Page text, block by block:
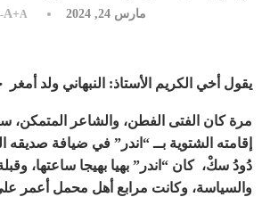
مارس 24, 2024 A+A-
يقول أخي الكريم الأستاذ: النبهاني ولد
مرة كان الفتى الفطن، والشاعر المتمكن،
إقامته الشتوية بــ “اندر” في ضيافة صديقه
دُودُ سكْ، كان “اندر” بهيا بهيجا ساعتها،
والسياسة، وكانت مرابع أهل محمل أعمر